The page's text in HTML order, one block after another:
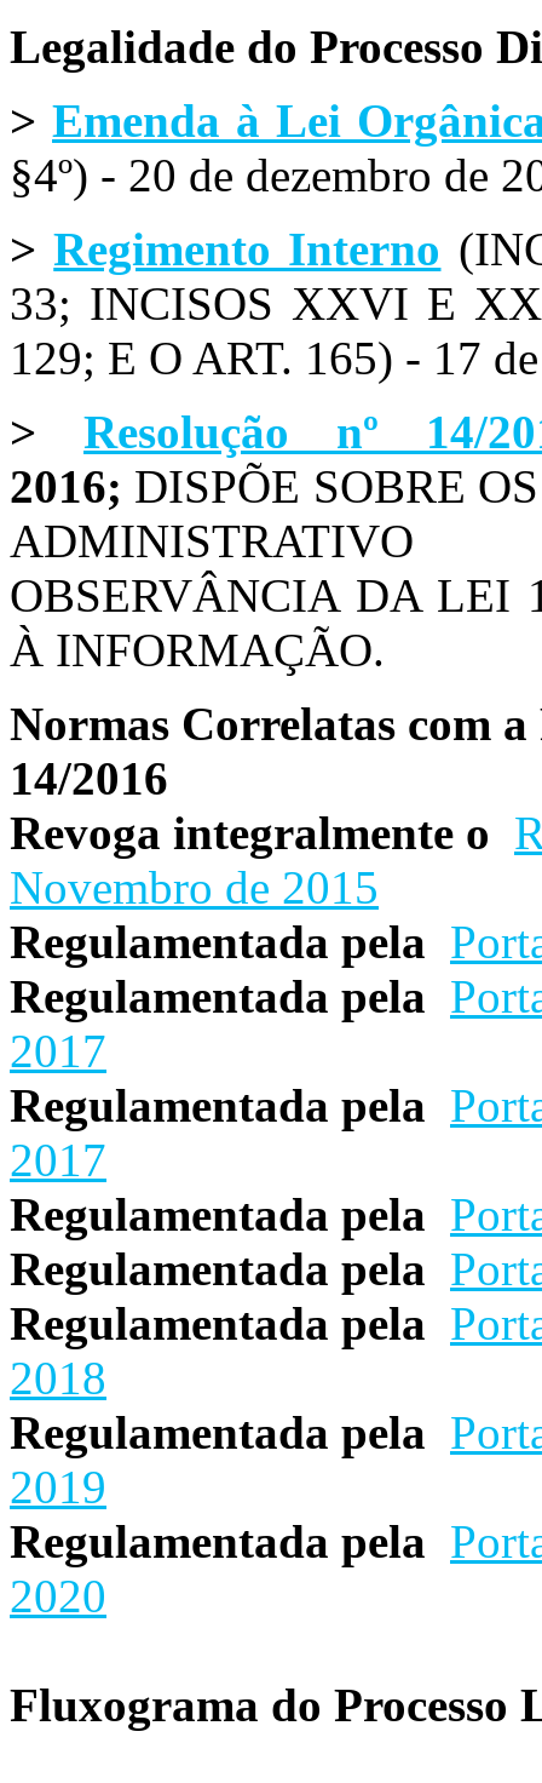
Legalidade do Processo
> Emenda à Lei
§4º) - 20 de dezembro de
>Regimento Interno
33; INCISOS XXVI E
129; E O ART. 165) - 17
> Resolução nº 14/
2016; DISPÕE SOBRE
OBSERVÂNCIA DA LEI
À INFORMAÇÃO.
Normas Correlatas com
14/2016
Revoga integralmente o
Novembro de 2015
Regulamentada pela
Regulamentada pela
2017
Regulamentada pela
2017
Regulamentada pela
Regulamentada pela
Regulamentada pela
2018
Regulamentada pela
2019
Regulamentada pela
2020
Fluxograma do